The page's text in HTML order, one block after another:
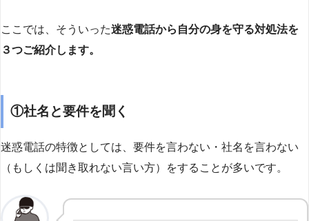
ここでは、そういった迷惑電話から自分の身を守る対処法を
３つご紹介します。
①社名と要件を聞く
迷惑電話の特徴としては、要件を言わない・社名を言わない
（もしくは聞き取れない言い方）をすることが多いです。